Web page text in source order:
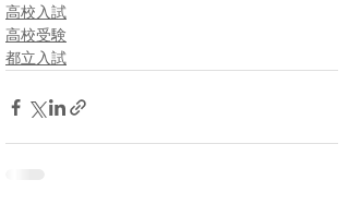
高校入試
高校受験
都立入試